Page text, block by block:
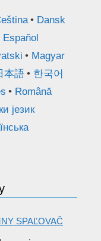
Dansk
Español
Magyar
本語
한국어
Română
језик
SPAĽOVAČ